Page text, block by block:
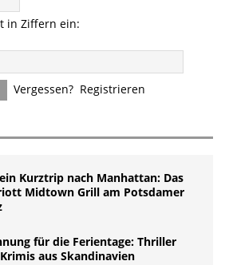
in Ziffern ein:
Vergessen? Registrieren
Kurztrip nach Manhattan: Das
Midtown Grill am Potsdamer
für die Ferientage: Thriller
aus Skandinavien